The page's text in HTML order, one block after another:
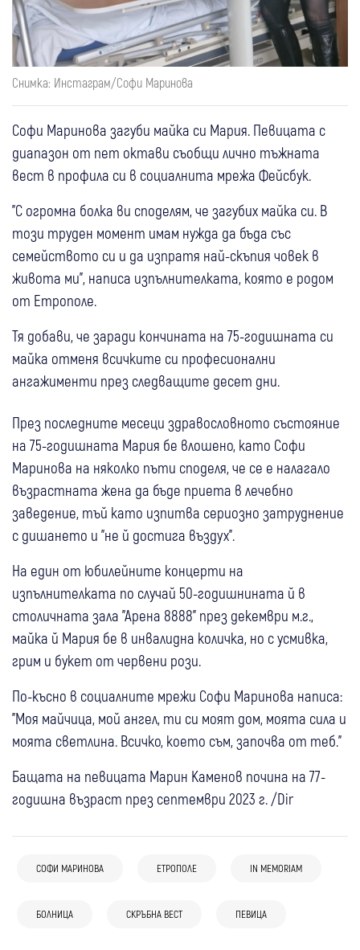
Снимка: Инстаграм/Софи Маринова
Софи Маринова загуби майка си Мария. Певицата с
диапазон от пет октави съобщи лично тъжната
вест в профила си в социалнита мрежа Фейсбук.
"С огромна болка ви споделям, че загубих майка си. В
този труден момент имам нужда да бъда със
семейството си и да изпратя най-скъпия човек в
живота ми", написа изпълнителката, която е родом
от Етрополе.
Тя добави, че заради кончината на 75-годишната си
майка отменя всичките си професионални
ангажименти през следващите десет дни.
През последните месеци здравословното състояние
на 75-годишната Мария бе влошено, като Софи
Маринова на няколко пъти споделя, че се е налагало
възрастната жена да бъде приета в лечебно
заведение, тъй като изпитва сериозно затруднение
с дишането и "не й достига въздух".
На един от юбилейните концерти на
изпълнителката по случай 50-годишнината й в
столичната зала "Арена 8888" през декември м.г.,
майка й Мария бе в инвалидна количка, но с усмивка,
грим и букет от червени рози.
По-късно в социалните мрежи Софи Маринова написа:
"Моя майчица, мой ангел, ти си моят дом, моята сила и
моята светлина. Всичко, което съм, започва от теб."
Бащата на певицата Марин Каменов почина на 77-
годишна възраст през септември 2023 г. /Dir
СОФИ МАРИНОВА ЕТРОПОЛЕ IN MEMORIAM
БОЛНИЦА СКРЪБНА ВЕСТ ПЕВИЦА
Перник 05 авг
си архив на Перник
Свят Спорт
Барези: Хиляди фенове и футболни
Откриха тялото на легендарния
Банско 02 авг